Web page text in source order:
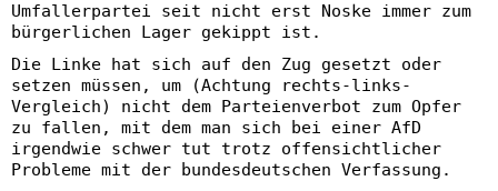
Umfallerpartei seit nicht erst Noske immer zum
bürgerlichen Lager gekippt ist.
Die Linke hat sich auf den Zug gesetzt oder
setzen müssen, um (Achtung rechts-links-
Vergleich) nicht dem Parteienverbot zum Opfer
zu fallen, mit dem man sich bei einer AfD
irgendwie schwer tut trotz offensichtlicher
Probleme mit der bundesdeutschen Verfassung.